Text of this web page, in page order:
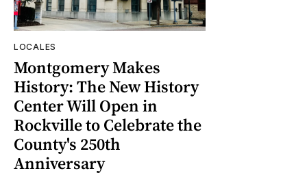
LOCALES
Montgomery Makes
History: The New History
Center Will Open in
Rockville to Celebrate the
County's 250th
Anniversary